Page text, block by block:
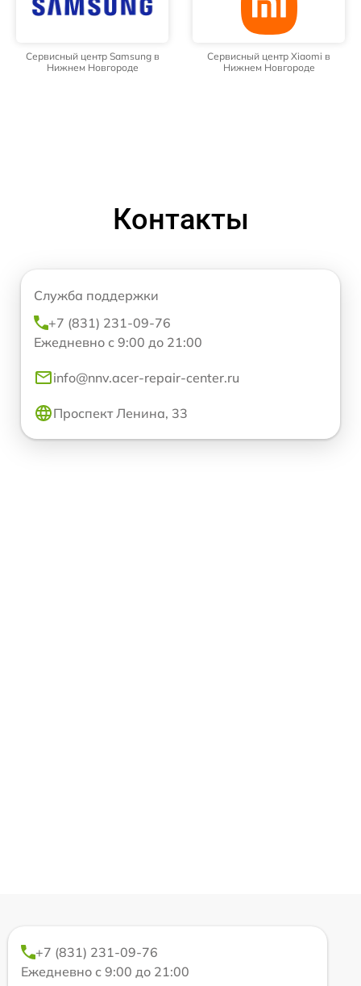
Сервисный центр Samsung в
Нижнем Новгороде
Сервисный центр Xiaomi в
Нижнем Новгороде
Контакты
Служба поддержки
+7 (831) 231-09-76
Ежедневно с 9:00 до 21:00
info@nnv.acer-repair-center.ru
Проспект Ленина, 33
+7 (831) 231-09-76
Ежедневно с 9:00 до 21:00